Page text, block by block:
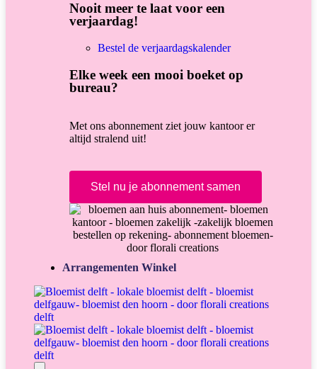
Nooit meer te laat voor een
verjaardag!
Bestel de verjaardagskalender
Elke week een mooi boeket op
bureau?
Met ons abonnement ziet jouw kantoor er
altijd stralend uit!
Stel nu je abonnement samen
Arrangementen Winkel